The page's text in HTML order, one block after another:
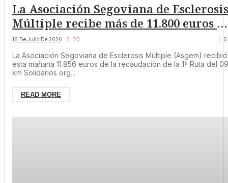
La Asociación Segoviana de Esclerosis
Múltiple recibe más de 11.800 euros
la recaudación de la 1ª Ruta del 091
km Solidarios
16 De Julio De 2026 20 0
La Asociación Segoviana de Esclerosis Múltiple (Asgem) recibió
esta mañana 11.856 euros de la recaudación de la 1ª Ruta del
km Solidarios org...
READ MORE